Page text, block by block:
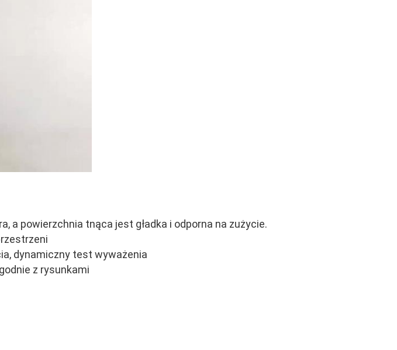
a powierzchnia tnąca jest gładka i odporna na zużycie.
dynamiczny test wyważenia
z rysunkami